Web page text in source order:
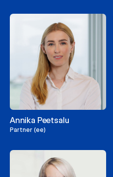
Annika Peetsalu
Partner (ee)